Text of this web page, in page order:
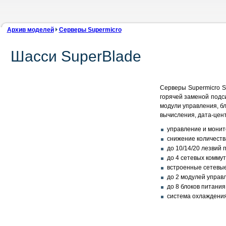
Архив моделей Серверы Supermicro
Шасси SuperBlade
Серверы Supermicro
горячей заменой
модули управления,
вычисления, дата-
управление и
снижение
до 10/14/20 лезвий
до 4 сетевых
встроенные
до 2 модулей
до 8 блоков
система